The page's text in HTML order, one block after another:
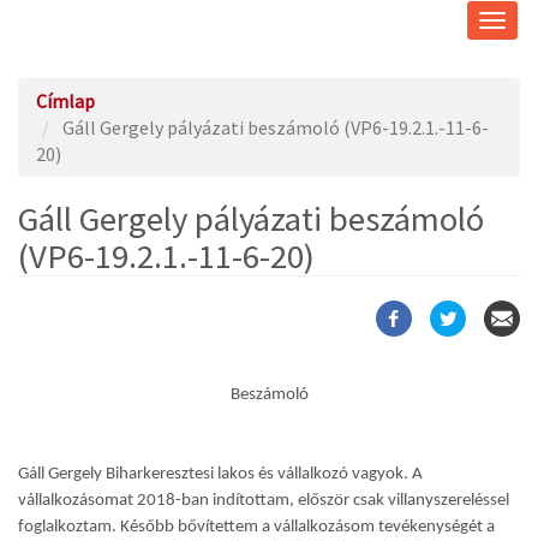
Címlap
Gáll Gergely pályázati beszámoló (VP6-19.2.1.-11-6-
20)
Gáll Gergely pályázati beszámoló
(VP6-19.2.1.-11-6-20)
Beszámoló
Gáll Gergely Biharkeresztesi lakos és vállalkozó vagyok. A
vállalkozásomat 2018-ban indítottam, először csak villanyszereléssel
foglalkoztam. Később bővítettem a vállalkozásom tevékenységét a